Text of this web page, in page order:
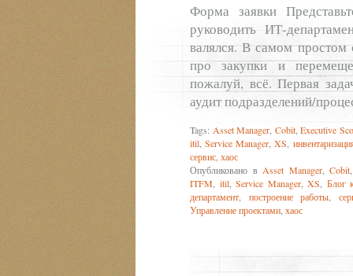
Форма заявки
руководить ИТ-
валялся. В самом простом
про закупки и
пожалуй, всё. Первая
аудит подразделений/
Tags: Asset Manager Cobit,Executive
itil ,Service Manager ,XS
сервис хаос
Опубликовано в Asset Manager,Cobit
ITFM
itil,Service Manager,XS
Блог
департамент
построение работы
Управление проектами хаос